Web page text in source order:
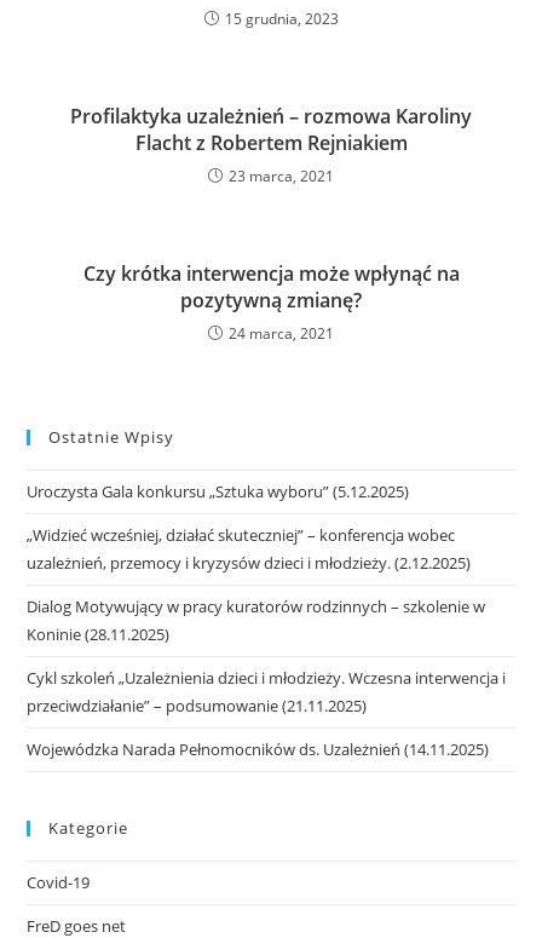
15 grudnia, 2023
Profilaktyka uzależnień – rozmowa Karoliny
Flacht z Robertem Rejniakiem
23 marca, 2021
Czy krótka interwencja może wpłynąć na
pozytywną zmianę?
24 marca, 2021
Ostatnie Wpisy
Uroczysta Gala konkursu „Sztuka wyboru” (5.12.2025)
„Widzieć wcześniej, działać skuteczniej” – konferencja wobec
uzależnień, przemocy i kryzysów dzieci i młodzieży. (2.12.2025)
Dialog Motywujący w pracy kuratorów rodzinnych – szkolenie w
Koninie (28.11.2025)
Cykl szkoleń „Uzależnienia dzieci i młodzieży. Wczesna interwencja i
przeciwdziałanie” – podsumowanie (21.11.2025)
Wojewódzka Narada Pełnomocników ds. Uzależnień (14.11.2025)
Kategorie
Covid-19
FreD goes net